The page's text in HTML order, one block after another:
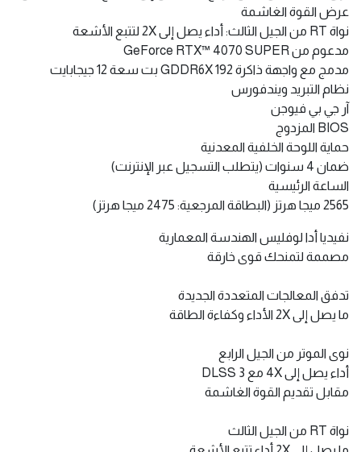
عرض القوة الغاشمة
نواة RT من الجيل الثالث: أداء يصل إلى 2X لتتبع الأشعة
مدعوم من GeForce RTX™ 4070 SUPER
مدمج مع واجهة ذاكرة GDDR6X 192 بت سعة 12 جيجابايت
نظام التبريد ويندفورس
آر جي بي فيوجن
BIOS المزدوج
حماية اللوحة الخلفية المعدنية
ضمان 4 سنوات (يتطلب التسجيل عبر الإنترنت)
الساعة الرئيسية
2565 ميجا هرتز (البطاقة المرجعية: 2475 ميجا هرتز)
نفيديا أدا لوفليس الهندسة المعمارية
مصممة لتمنحك قوى خارقة
تدفق المعالجات المتعددة الجديدة
ما يصل إلى 2X الأداء وكفاءة الطاقة
نوى الموتر من الجيل الرابع
أداء يصل إلى 4X مع DLSS 3
مقابل تقديم القوة الغاشمة
نواة RT من الجيل الثالث